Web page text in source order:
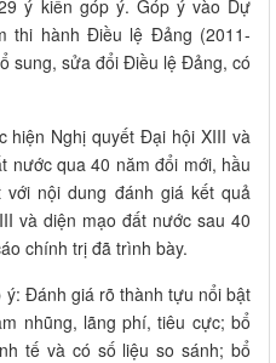
ý kiến góp ý. Góp ý vào Dự
thi hành Điều lệ Đảng (2011-
sung, sửa đổi Điều lệ Đảng, có
hiện Nghị quyết Đại hội XIII và
nước qua 40 năm đổi mới, hầu
nội dung đánh giá kết quả
và diện mạo đất nước sau 40
chính trị đã trình bày.
ý: Đánh giá rõ thành tựu nổi bật
nhũng, lãng phí, tiêu cực; bổ
tế và có số liệu so sánh; bổ